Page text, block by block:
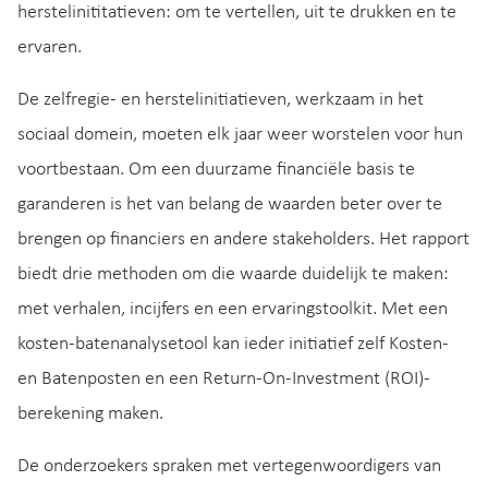
herstelinititatieven: om te vertellen, uit te drukken en te
ervaren.
De zelfregie- en herstelinitiatieven, werkzaam in het
sociaal domein, moeten elk jaar weer worstelen voor hun
voortbestaan. Om een duurzame financiële basis te
garanderen is het van belang de waarden beter over te
brengen op financiers en andere stakeholders. Het rapport
biedt drie methoden om die waarde duidelijk te maken:
met verhalen, incijfers en een ervaringstoolkit. Met een
kosten-batenanalysetool kan ieder initiatief zelf Kosten-
en Batenposten en een Return-On-Investment (ROI)-
berekening maken.
De onderzoekers spraken met vertegenwoordigers van